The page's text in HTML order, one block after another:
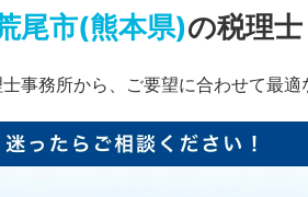
尾市(熊本県)の税理
事務所から、ご要望に合わせて最適